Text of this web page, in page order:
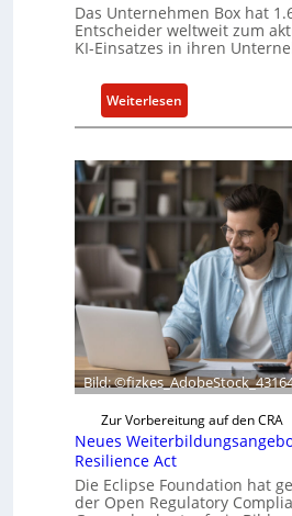
Das Unternehmen Box hat
Entscheider weltweit zum
KI-Einsatzes in ihren
Weiterlesen
B
x
i
f
e
r
t
a
k
t
u
e
l
Bild:
Zur Vorbereitung auf den CRA
Neues
Resilience Act
Die Eclipse Foundation hat
der Open Regulatory